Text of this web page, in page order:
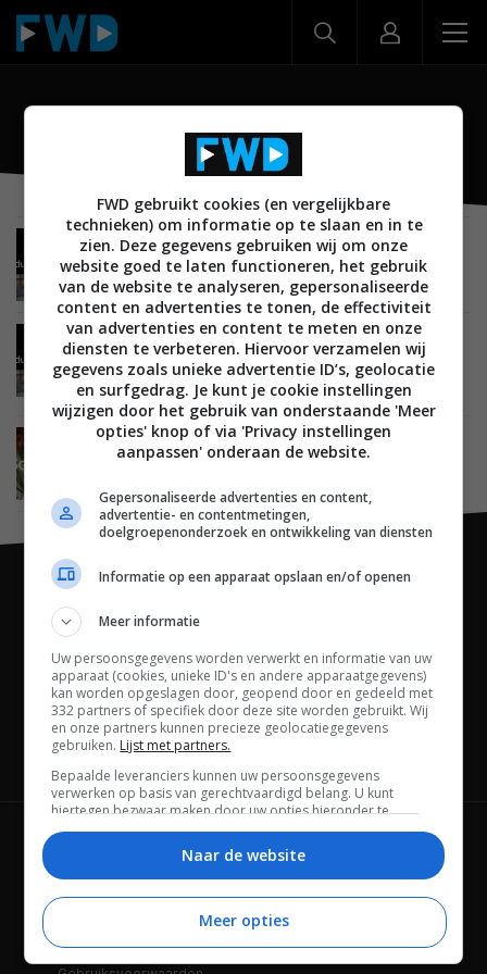
Sonos Radio
NIEUWS ENTERTAINMENT
STREAMINGDIENSTEN
08 JUNI 2021
Sonos Radio HD nu te gebruiken in Nederland
ENTERTAINMENT
STREAMINGDIENSTEN
12 NOVEMBER 2020
Met Sonos Radio HD luister je reclamevrij en in
hoge resolutie
ENTERTAINMENT 21 APRIL 2020
Sonos Radio aangekondigd, met
Channels
FWD gebruikt cookies (en vergelijkbare
technieken) om informatie op te slaan en in te
zien. Deze gegevens gebruiken wij om onze
website goed te laten functioneren, het gebruik
van de website te analyseren, gepersonaliseerde
content en advertenties te tonen, de effectiviteit
van advertenties en content te meten en onze
diensten te verbeteren. Hiervoor verzamelen wij
gegevens zoals unieke advertentie ID’s, geolocatie
en surfgedrag. Je kunt je cookie instellingen
wijzigen door het gebruik van onderstaande 'Meer
opties' knop of via 'Privacy instellingen
aanpassen' onderaan de website.
Gepersonaliseerde advertenties en content,
advertentie- en contentmetingen,
doelgroepenonderzoek en ontwikkeling van diensten
Informatie op een apparaat opslaan en/of openen
Meer informatie
Uw persoonsgegevens worden verwerkt en informatie van uw
apparaat (cookies, unieke ID's en andere apparaatgegevens)
kan worden opgeslagen door, geopend door en gedeeld met
332 partners of specifiek door deze site worden gebruikt. Wij
en onze partners kunnen precieze geolocatiegegevens
gebruiken. Lijst met partners.
Bepaalde leveranciers kunnen uw persoonsgegevens
verwerken op basis van gerechtvaardigd belang. U kunt
hiertegen bezwaar maken door uw opties hieronder te
beheren. Zoek onderaan deze pagina of in het sitemenu naar
een link om uw toestemming te beheren of in te trekken via de
privacy- en cookie-instellingen.Naar de website
Meer opties